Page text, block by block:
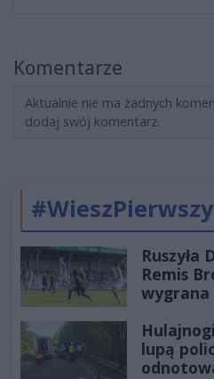
Komentarze
Aktualnie nie ma żadnych
dodaj swój komentarz.
#WieszPierwszy
Ruszyła
Remis
wygrana
lupą